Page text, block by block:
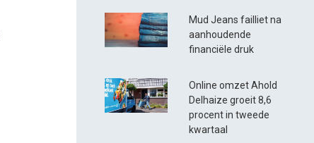
Mud Jeans failliet na
aanhoudende
financiële druk
Online omzet Ahold
Delhaize groeit 8,6
procent in tweede
kwartaal